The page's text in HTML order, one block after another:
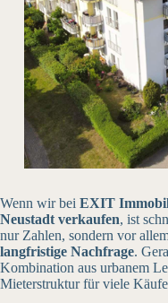
Wenn wir bei EXIT
Neustadt verkaufen, ist
nur Zahlen, sondern vor
langfristige Nachfrage.
Kombination aus urbanem
Mieterstruktur für viele